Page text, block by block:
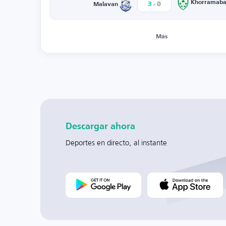
Malavan 3 - 0
Más
Descargar ahora
Deportes en directo, al instante